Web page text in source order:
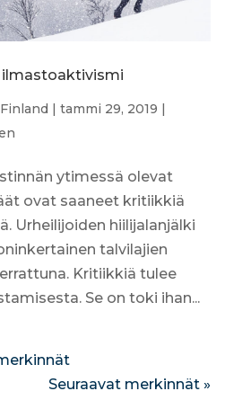
ilmastoaktivismi
| tammi 29, 2019 |
ytimessä olevat
ovat saaneet kritiikkiä
Urheilijoiden hiilijalanjälki
talvilajien
Kritiikkiä tulee
Se on toki ihan...
Seuraavat merkinnät »